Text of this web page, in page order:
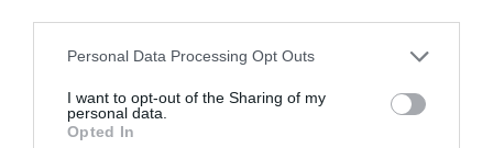
Personal Data Processing Opt Outs
I want to opt-out of the Sharing of my
personal data.
Opted In